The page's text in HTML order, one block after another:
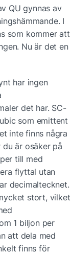
QU gynnas av
I
som kommer att
Nu är det en
har ingen
det har. SC-
som emittent
inte finns några
är osäker på
till med
flyttal utan
decimaltecknet.
stort, vilket
1 biljon per
att dela med
finns för